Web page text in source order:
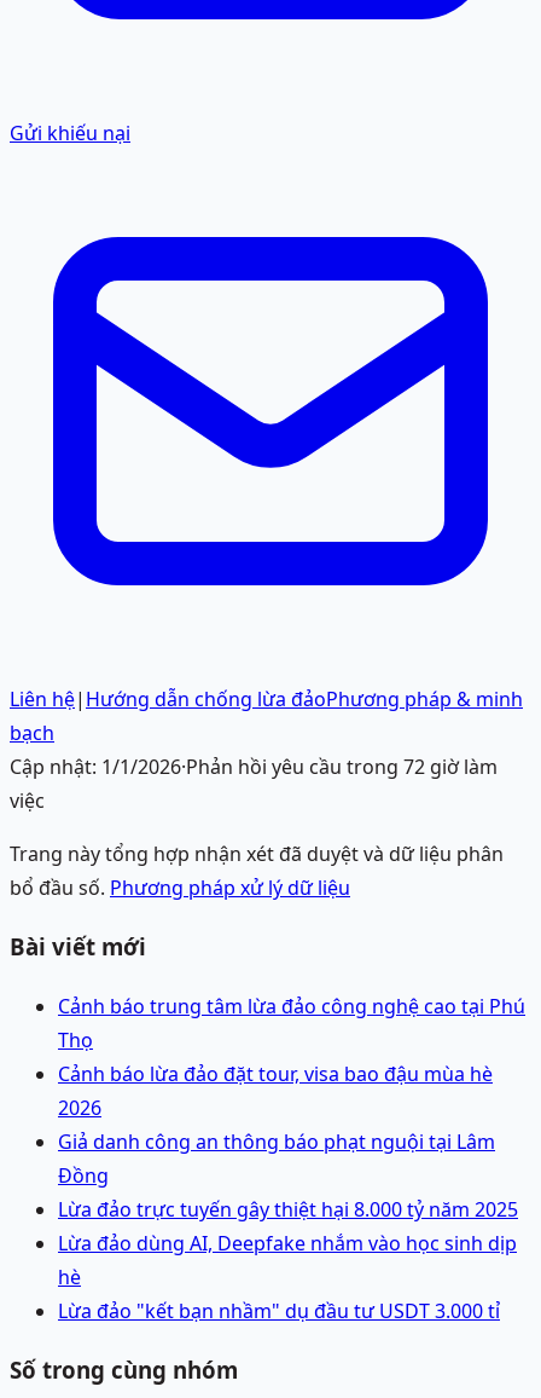
Gửi khiếu nại
Liên hệ| Hướng dẫn chống lừa đảoPhương pháp & minh
bạch
Cập nhật: 1/1/2026·Phản hồi yêu cầu trong 72 giờ làm
việc
Trang này tổng hợp nhận xét đã duyệt và dữ liệu phân
bổ đầu số. Phương pháp xử lý dữ liệu
Bài viết mới
Cảnh báo trung tâm lừa đảo công nghệ cao tại Phú
Thọ
Cảnh báo lừa đảo đặt tour, visa bao đậu mùa hè
2026
Giả danh công an thông báo phạt nguội tại Lâm
Đồng
Lừa đảo trực tuyến gây thiệt hại 8.000 tỷ năm 2025
Lừa đảo dùng AI, Deepfake nhắm vào học sinh dịp
hè
Lừa đảo "kết bạn nhầm" dụ đầu tư USDT 3.000 tỉ
Số trong cùng nhóm